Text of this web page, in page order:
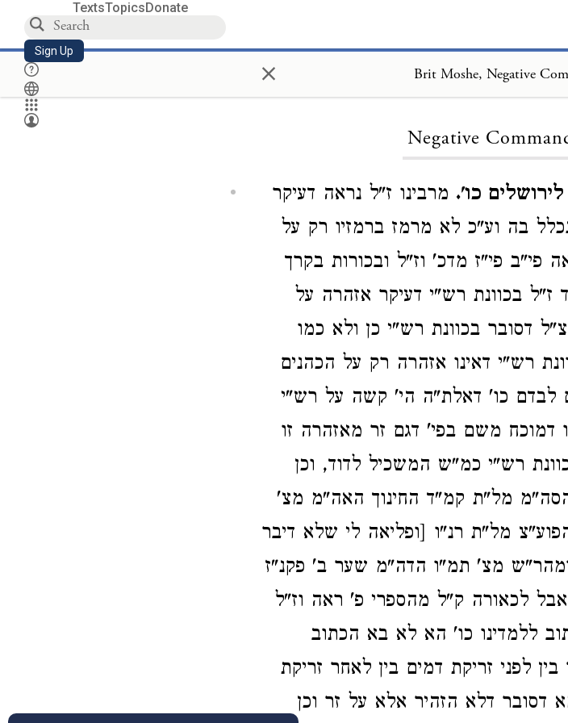
TextsTopicsDonate
Sign Up × Brit Moshe, Negative
Negative
כו'. מרבינו ז"ל נראה דעיקר
בה וע"כ לא מרמז ברמזיו רק על
פי"ב פי"ז מדכ' וז"ל ובכורות בקרך
ז"ל בכוונת רש"י דעיקר אזהרה על
דסובר בכוונת רש"י כן ולא כמו
רש"י דאינו אזהרה רק על הכהנים
לבדם כו' דאלת"ה הי' קשה על רש"י
דמוכח משם בפי' דגם זר מאזהרה זו
רש"י כמ"ש המשכיל לדוד, וכן
מל"ת קמ"ד החינוך האה"מ מצ'
מל"ת רנ"ו [ופליאה לי שלא דיבר
מצ' תמ"ו הדה"מ שער ב' פקנ"ז
לכאורה ק"ל מהספרי פ' ראה וז"ל
ללמדינו כו' הא לא בא הכתוב
לפני זריקת דמים בין לאחר זריקת
דלא הזהיר אלא על זר וכן